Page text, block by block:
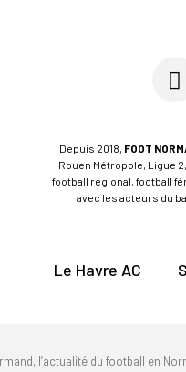
Depuis 2018, FOOT
Rouen Métropole, Ligue
football régional, football
avec les acteurs du
Le Havre AC
l’actualité du football en